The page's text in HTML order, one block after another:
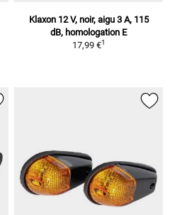
Klaxon 12 V, noir, aigu 3 A, 115
dB, homologation E
17,99 €1